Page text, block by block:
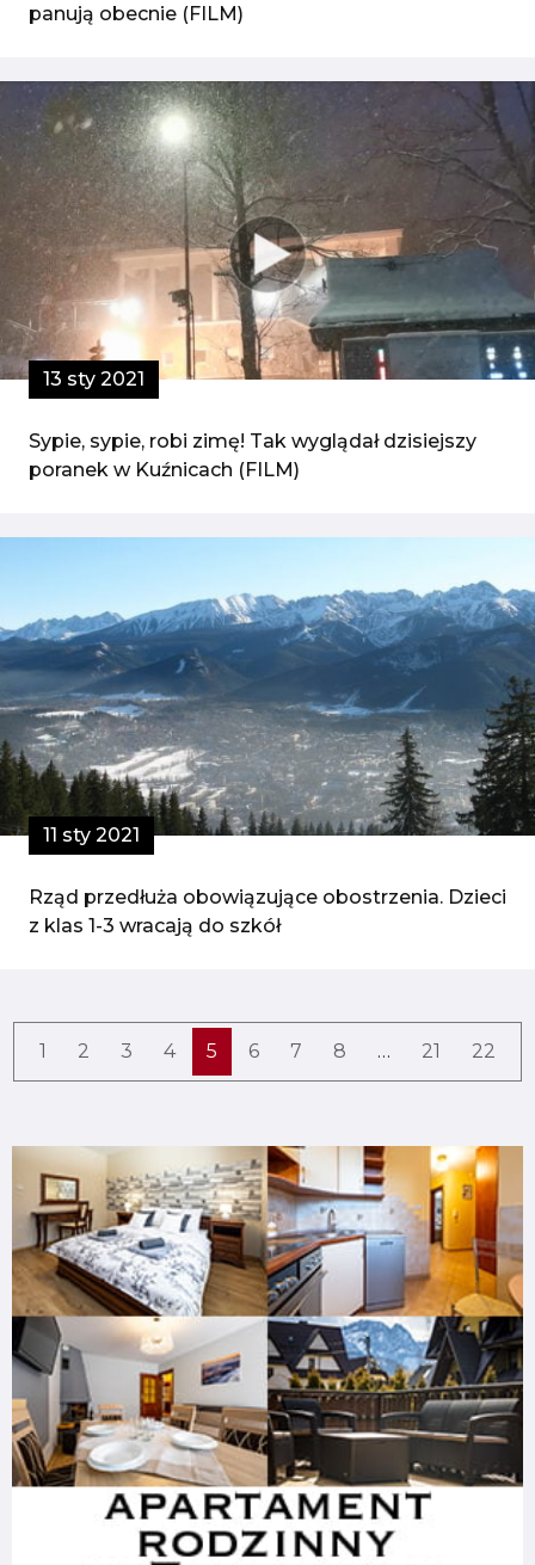
panują obecnie (FILM)
13 sty 2021
Sypie, sypie, robi zimę! Tak wyglądał dzisiejszy
poranek w Kuźnicach (FILM)
11 sty 2021
Rząd przedłuża obowiązujące obostrzenia. Dzieci
z klas 1-3 wracają do szkół
1 2 3 4 5 6 7 8 … 21 22